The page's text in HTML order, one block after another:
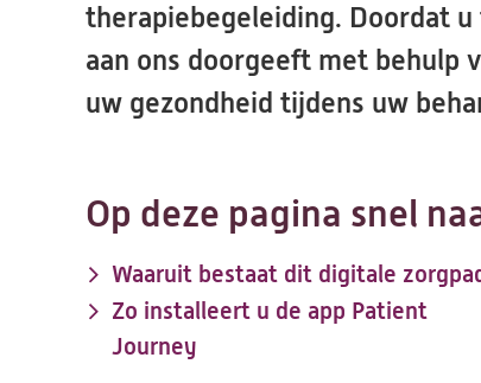
therapiebegeleiding. Doordat
aan ons doorgeeft met behulp
uw gezondheid tijdens uw
Op deze pagina snel
Waaruit bestaat dit digitale
Zo installeert u de app Patient
Journey